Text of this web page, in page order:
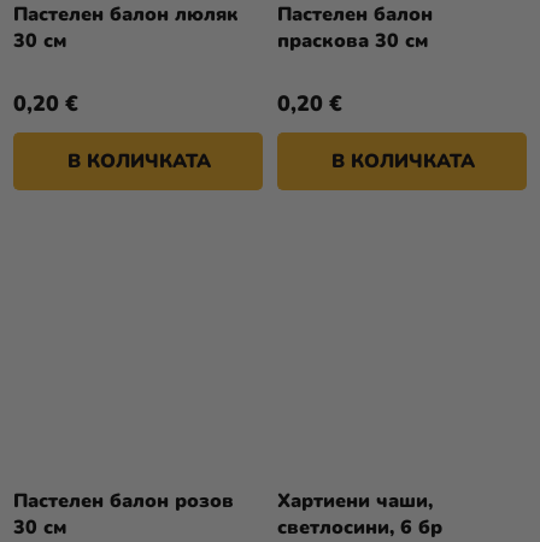
Пастелен балон люляк
30 см
0,20 €
В КОЛИЧКАТА
Пастелен балон
праскова 30 см
0,20 €
В КОЛИЧКАТА
Пастелен балон розов
30 см
Хартиени чаши,
светлосини, 6 бр